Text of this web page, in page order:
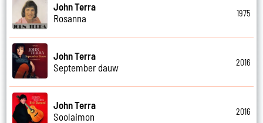
John Terra
Rosanna
1975
John Terra
September dauw
2016
John Terra
Soolaimon
2016